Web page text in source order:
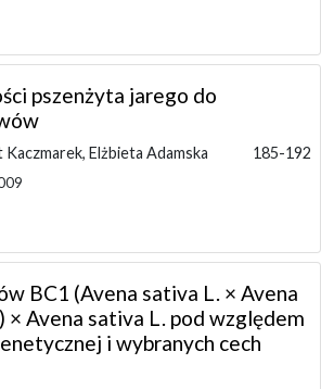
pszenżyta jarego do
Elżbieta Adamska 185-192
BC1 (Avena sativa L. × Avena
× Avena sativa L. pod względem
i wybranych cech